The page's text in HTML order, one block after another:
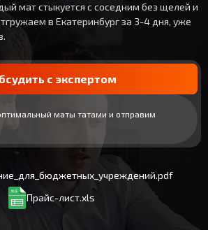
мат стыкуется с соседним без щелей и
в Екатеринбург за 3-4 дня, уже
с экспертом
маты татами и отправим
Прайс-лист.xls